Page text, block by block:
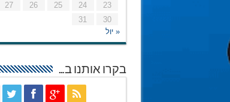
23
24
25
26
27
30
31
« יול
בקרו אותנו ב…